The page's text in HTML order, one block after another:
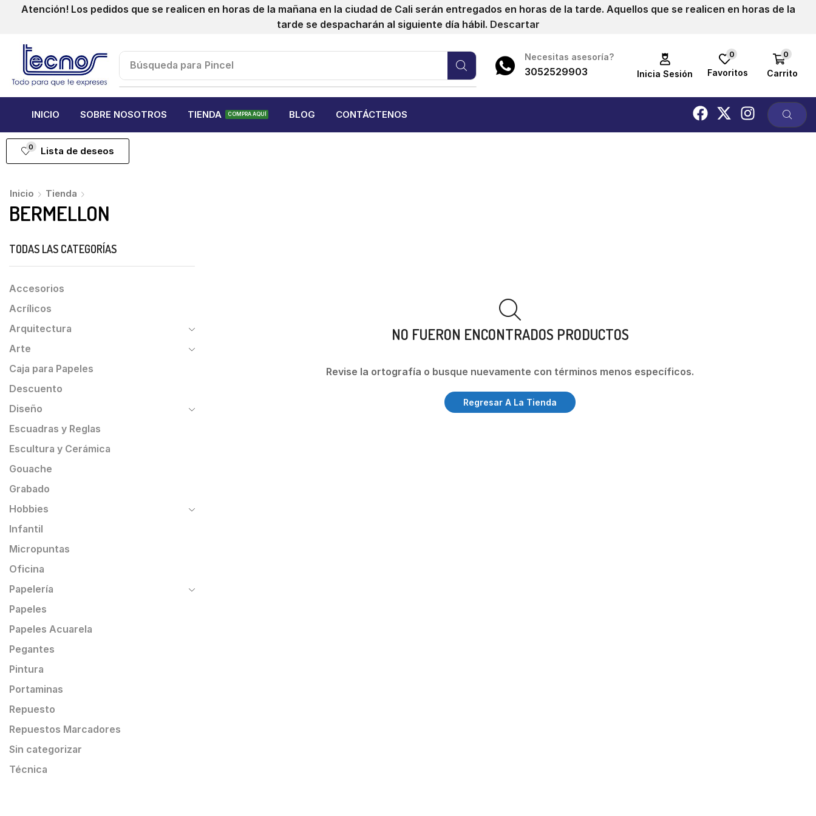
Atención! Los pedidos que se realicen en horas de la mañana en la ciudad de Cali serán entregados en horas de la tarde. Aquellos que se realicen en horas de la
tarde se despacharán al siguiente día hábil. Descartar
Búsqueda para Pincel
Necesitas asesoría?
3052529903 Inicia Sesión
0
Favoritos
0
Carrito
INICIO SOBRE NOSOTROS TIENDA COMPRA AQUÍ BLOG CONTÁCTENOS
0 Lista de deseos
Inicio Tienda
BERMELLON
NO FUERON ENCONTRADOS PRODUCTOS
Revise la ortografía o busque nuevamente con términos menos específicos.
Regresar A La Tienda
TODAS LAS CATEGORÍAS
Accesorios
Acrílicos
Arquitectura
Arte
Caja para Papeles
Descuento
Diseño
Escuadras y Reglas
Escultura y Cerámica
Gouache
Grabado
Hobbies
Infantil
Micropuntas
Oficina
Papelería
Papeles
Papeles Acuarela
Pegantes
Pintura
Portaminas
Repuesto
Repuestos Marcadores
Sin categorizar
Técnica